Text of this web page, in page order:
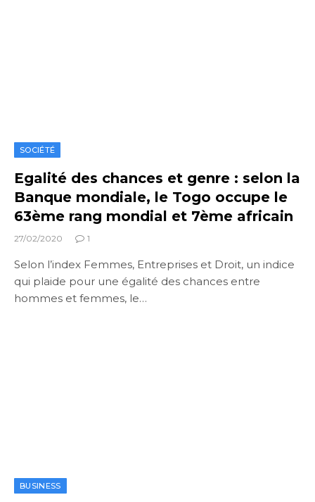
SOCIÉTÉ
Egalité des chances et genre : selon la
Banque mondiale, le Togo occupe le
63ème rang mondial et 7ème africain
27/02/2020 1
Selon l’index Femmes, Entreprises et Droit, un indice
qui plaide pour une égalité des chances entre
hommes et femmes, le…
BUSINESS